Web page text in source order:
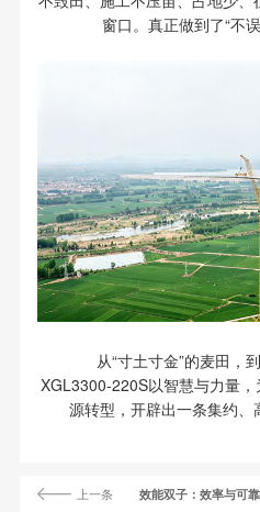
窗口。真正做到了“不
从“寸土寸金”的麦田，
XGL3300-220S以智慧与力量，
源转型，开辟出一条集约、
上一条 效能双子：效率与可